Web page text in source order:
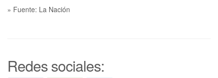
» Fuente: La Nación
Redes sociales: